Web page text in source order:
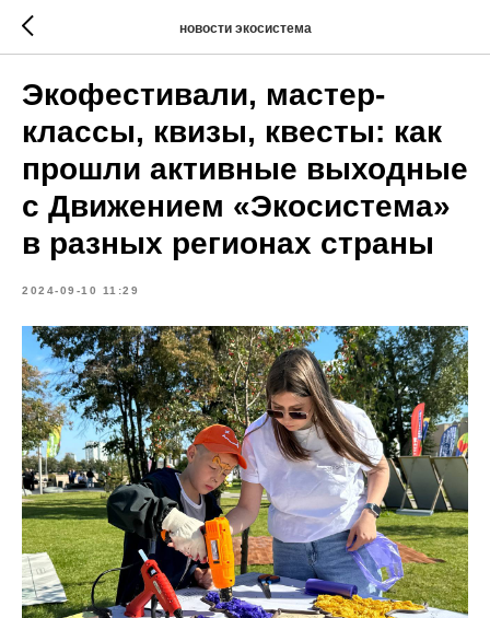
новости экосистема
Экофестивали, мастер-
классы, квизы, квесты: как
прошли активные выходные
с Движением «Экосистема»
в разных регионах страны
2024-09-10 11:29